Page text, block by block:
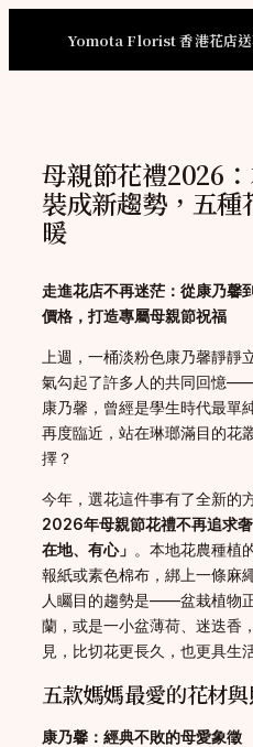
Yomota Florist 香港花店送
母親節花禮2026
裝成新趨勢，五
暖
走進花店不再迷茫：從康乃馨
價格，打造專屬母親節祝福
上週，一桶淡粉色康乃馨靜靜
氣勾起了許多人的共同回憶
康乃馨，曾經是學生時代最單
再度臨近，站在琳瑯滿目的花
擇？
今年，選花這件事有了全新的
2026年母親節花禮不再追求奢
在地、有心」 。本地花農種植
報紙或素色棉布，綁上一條麻
人矚目的趨勢是——盆栽植物
蘭，或是一小盆薄荷、迷迭香
見，比切花更長久，也更具生
五款媽媽最愛的花材
康乃馨：經典不敗的母愛象徵